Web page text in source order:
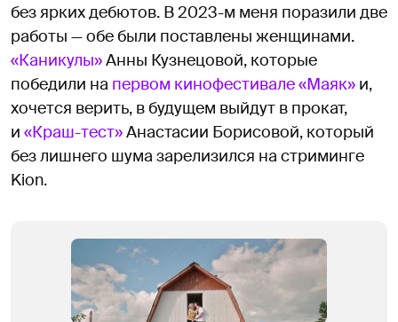
без ярких дебютов. В 2023-м меня поразили две
работы — обе были поставлены женщинами.
«Каникулы»Анны Кузнецовой, которые
победили на первом кинофестивале «Маяк» и,
хочется верить, в будущем выйдут в прокат,
и «Краш-тест»Анастасии Борисовой, который
без лишнего шума зарелизился на стриминге
Kion.